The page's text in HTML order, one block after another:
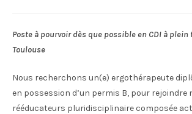
Poste à pourvoir dès que possible en CDI à
Toulouse
Nous recherchons un(e) ergothérapeute
en possession d’un permis B, pour rejoindre
rééducateurs pluridisciplinaire composée